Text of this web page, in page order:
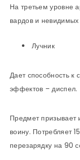
На третьем уровне
вардов и
Лучник
Дает способность к
эффектов – диспел.
Предмет призывает
воину. Потребляет
перезарядку на 90